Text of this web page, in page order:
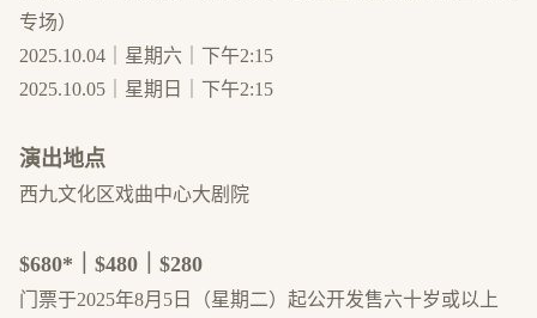
专场）
2025.10.04｜星期六｜下午2:15
2025.10.05｜星期日｜下午2:15
演出地点
西九文化区戏曲中心大剧院
$680*｜$480｜$280
门票于2025年8月5日（星期二）起公开发售六十岁或以上